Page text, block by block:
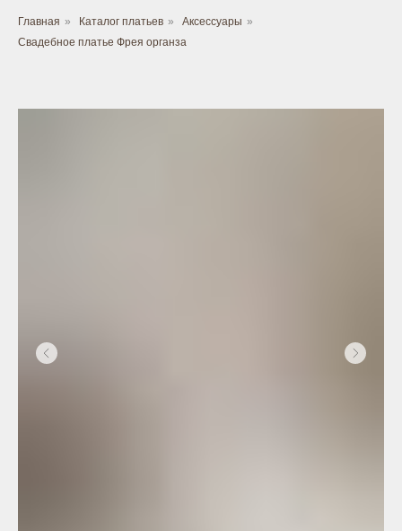
Главная » Каталог платьев » Аксессуары »
Свадебное платье Фрея органза